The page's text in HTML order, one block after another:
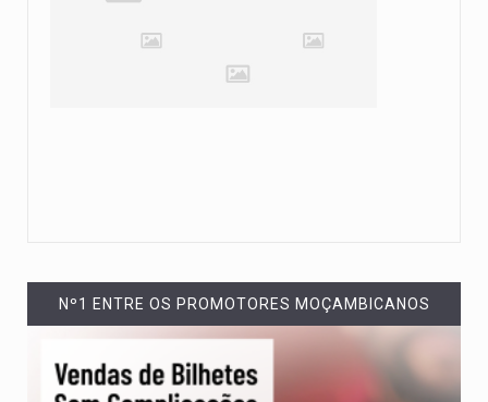
Nº1 ENTRE OS PROMOTORES MOÇAMBICANOS